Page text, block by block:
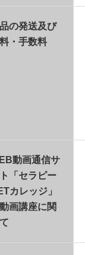
の発送及び
・手数料
動画通信サ
「セラピー
カレッジ」
画講座に関